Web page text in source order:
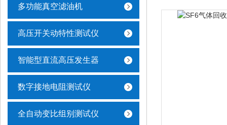
多功能真空滤油机
高压开关动特性测试仪
智能型直流高压发生器
数字接地电阻测试仪
全自动变比组别测试仪